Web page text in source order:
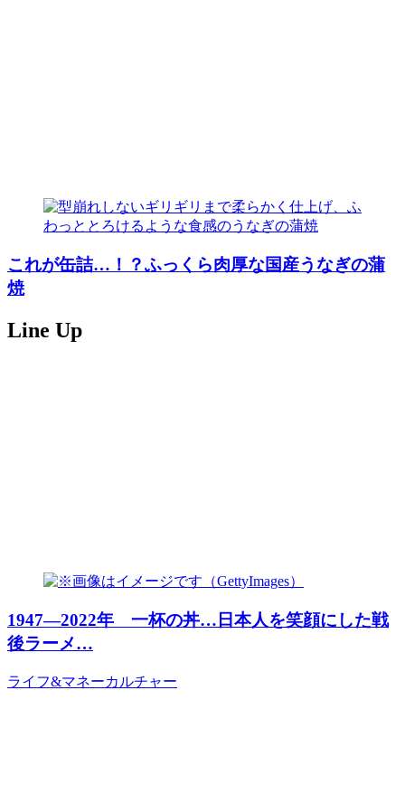
これが缶詰…！？ふっくら肉厚な国産うなぎの蒲
焼
Line Up
1947―2022年 一杯の丼…日本人を笑顔にした戦
後ラーメ…
ライフ&マネーカルチャー